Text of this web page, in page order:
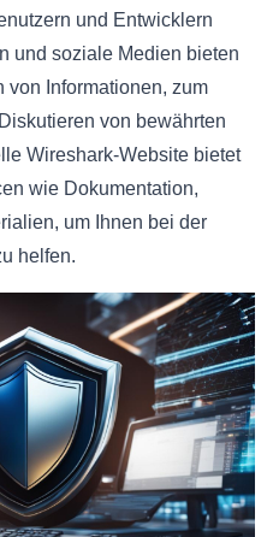
und Entwicklern
und soziale Medien bieten
von Informationen, zum
von bewährten
Wireshark-Website bietet
wie Dokumentation,
um Ihnen bei der
helfen.